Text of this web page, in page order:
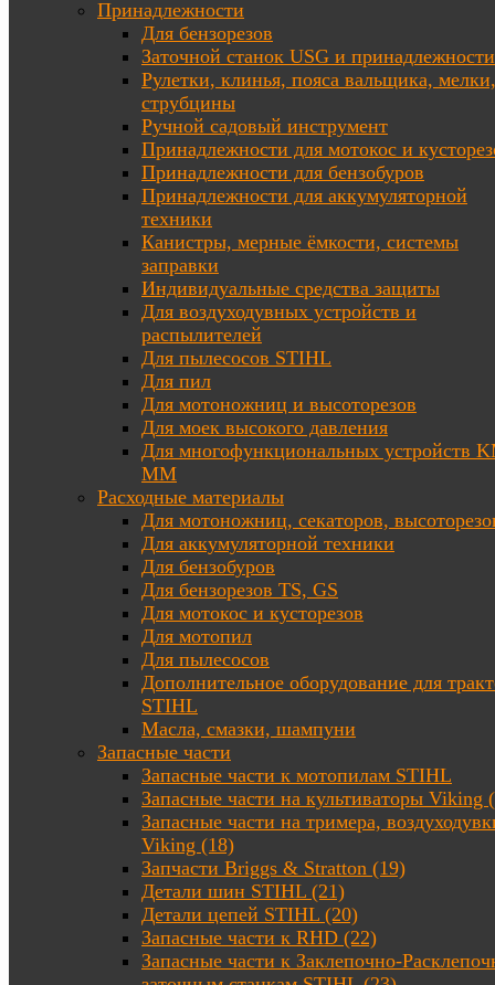
Принадлежности
Для бензорезов
Заточной станок USG и принадлежности
Рулетки, клинья, пояса вальщика, мелки,
струбцины
Ручной садовый инструмент
Принадлежности для мотокос и
Принадлежности для бензобуров
Принадлежности для аккумуляторной
техники
Канистры, мерные ёмкости, системы
заправки
Индивидуальные средства защиты
Для воздуходувных устройств и
распылителей
Для пылесосов STIHL
Для пил
Для мотоножниц и высоторезов
Для моек высокого давления
Для многофункциональных устройств
MM
Расходные материалы
Для мотоножниц, секаторов,
Для аккумуляторной техники
Для бензобуров
Для бензорезов TS, GS
Для мотокос и кусторезов
Для мотопил
Для пылесосов
Дополнительное оборудование для
STIHL
Масла, смазки, шампуни
Запасные части
Запасные части к мотопилам STIHL
Запасные части на культиваторы Viking
Запасные части на тримера,
Viking (18)
Запчасти Briggs & Stratton (19)
Детали шин STIHL (21)
Детали цепей STIHL (20)
Запасные части к RHD (22)
Запасные части к Заклепочно-